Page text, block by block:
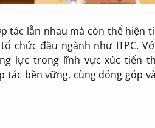
tác lẫn nhau mà còn thể hiện
chức đầu ngành như ITPC.
lực trong lĩnh vực xúc tiến
bền vững, cùng đóng góp